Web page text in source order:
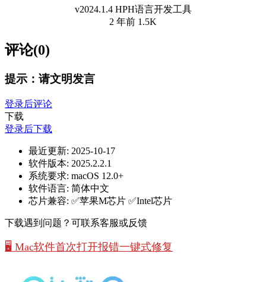
v2024.1.4 HPH语言开发工具
2 年前 1.5K
评论(0)
提示：请文明发言
登录后评论
下载
登录后下载
最近更新: 2025-10-17
软件版本: 2025.2.2.1
系统要求: macOS 12.0+
软件语言: 简体中文
芯片兼容: ✅苹果M芯片 ✅Intel芯片
下载遇到问题？可联系客服或反馈
🖥️ Mac软件首次打开报错一键式修复